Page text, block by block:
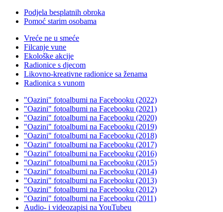
Podjela besplatnih obroka
Pomoć starim osobama
Vreće ne u smeće
Filcanje vune
Ekološke akcije
Radionice s djecom
Likovno-kreativne radionice sa ženama
Radionica s vunom
"Oazini" fotoalbumi na Facebooku (2022)
"Oazini" fotoalbumi na Facebooku (2021)
"Oazini" fotoalbumi na Facebooku (2020)
"Oazini" fotoalbumi na Facebooku (2019)
"Oazini" fotoalbumi na Facebooku (2018)
"Oazini" fotoalbumi na Facebooku (2017)
"Oazini" fotoalbumi na Facebooku (2016)
"Oazini" fotoalbumi na Facebooku (2015)
"Oazini" fotoalbumi na Facebooku (2014)
"Oazini" fotoalbumi na Facebooku (2013)
"Oazini" fotoalbumi na Facebooku (2012)
"Oazini" fotoalbumi na Facebooku (2011)
Audio- i videozapisi na YouTubeu